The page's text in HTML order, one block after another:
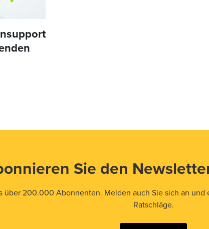
Sie den
über 200.000 Abonnenten. Melden auch Sie sich an
Ratschläge.